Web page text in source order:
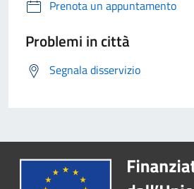
Prenota un appuntamento
Problemi in città
Segnala disservizio